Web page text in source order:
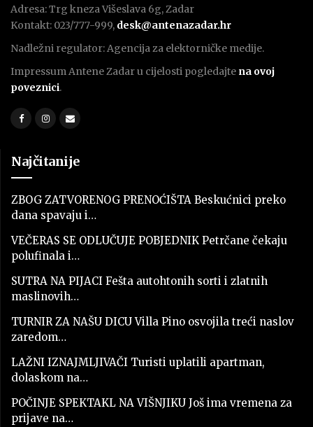
Adresa: Trg kneza Višeslava 6g, Zadar
Kontakt: 023/777-999, desk@antenazadar.hr
Nadležni regulator: Agencija za elektorničke medije.
Impressum Antene Zadar u cijelosti pogledajte na ovoj
poveznici.
Najčitanije
ZBOG ZATVORENOG PRENOĆIŠTA Beskućnici preko
dana spavaju i…
VEČERAS SE ODLUČUJE POBJEDNIK Petrčane čekaju
polufinala i…
SUTRA NA PIJACI Fešta autohtonih sorti i zlatnih
maslinovih…
TURNIR ZA NAŠU DICU Villa Pino osvojila treći naslov
zaredom…
LAŽNI IZNAJMLJIVAČI Turisti uplatili apartman,
dolaskom na…
POČINJE SPEKTAKL NA VIŠNJIKU Još ima vremena za
prijave na…